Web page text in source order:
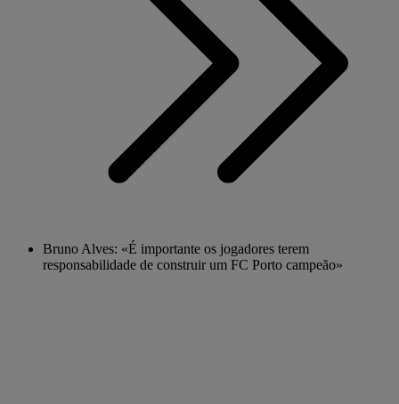
Bruno Alves: «É importante os jogadores terem
responsabilidade de construir um FC Porto campeão»